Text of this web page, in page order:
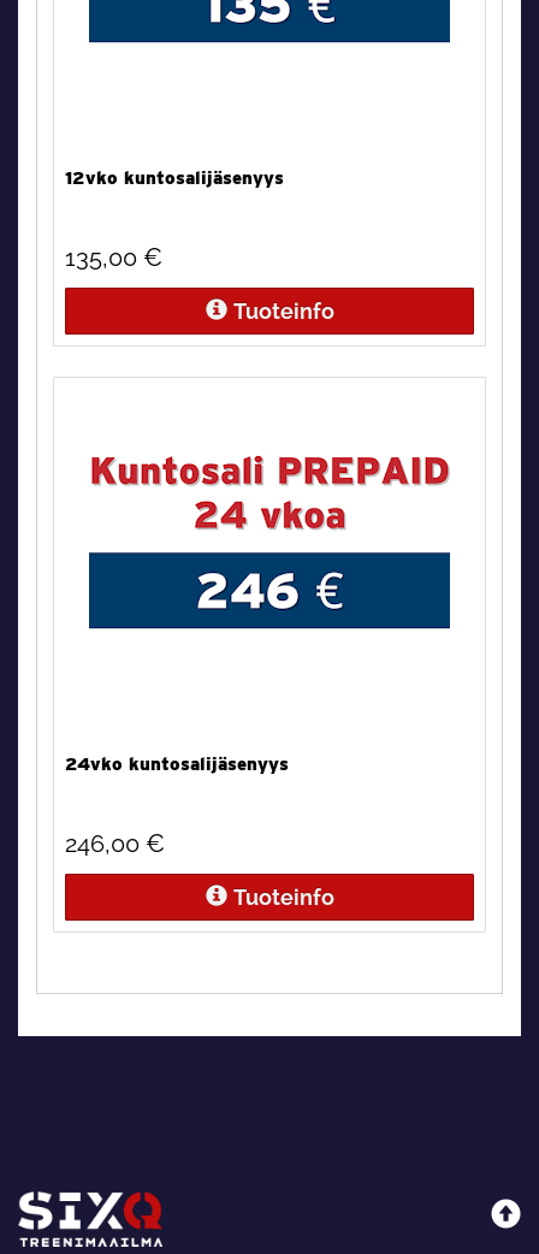
12vko kuntosalijäsenyys
135,00 €
Tuoteinfo
24vko kuntosalijäsenyys
246,00 €
Tuoteinfo